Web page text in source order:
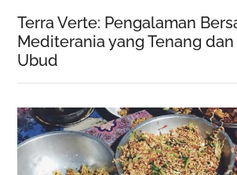
Terra Verte: Pengalaman
Mediterania yang Tenang
Ubud